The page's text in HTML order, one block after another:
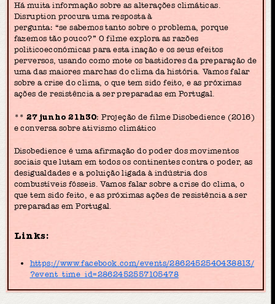
Há muita informação sobre as alterações climáticas.
Disruption procura uma resposta à
pergunta: “se sabemos tanto sobre o problema, porque
fazemos tão pouco?” O filme explora as razões
politicoeconómicas para esta inação e os seus efeitos
perversos, usando como mote os bastidores da preparação de
uma das maiores marchas do clima da história. Vamos falar
sobre a crise do clima, o que tem sido feito, e as próximas
ações de resistência a ser preparadas em Portugal.
** 27 junho 21h30: Projeção de filme Disobedience (2016)
e conversa sobre ativismo climático
Disobedience é uma afirmação do poder dos movimentos
sociais que lutam em todos os continentes contra o poder, as
desigualdades e a poluição ligada à indústria dos
combustíveis fósseis. Vamos falar sobre a crise do clima, o
que tem sido feito, e as próximas ações de resistência a ser
preparadas em Portugal.
Links:
https://www.facebook.com/events/2862452540438813/
?event_time_id=2862452557105478